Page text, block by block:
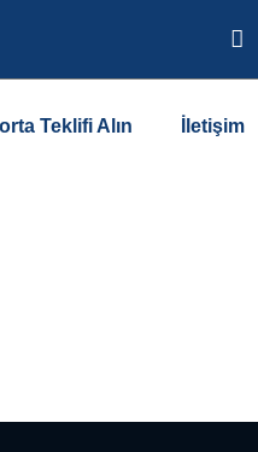
Teklifi Alın İletişim